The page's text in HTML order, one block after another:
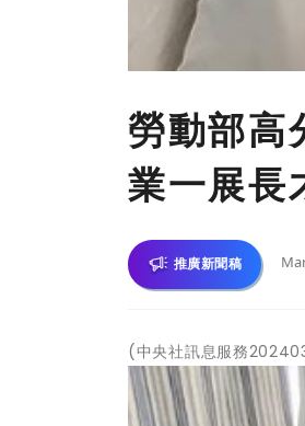
勞動部高
業一展長
推廣新聞稿
(中央社訊息服務